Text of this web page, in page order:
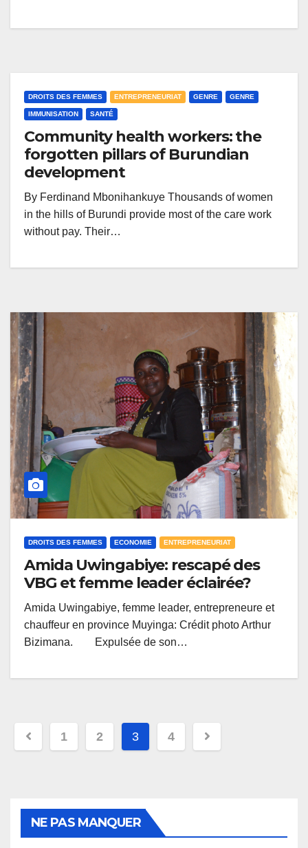
DROITS DES FEMMES ENTREPRENEURIAT GENRE GENRE
IMMUNISATION SANTÉ
Community health workers: the
forgotten pillars of Burundian
development
By Ferdinand Mbonihankuye Thousands of women
in the hills of Burundi provide most of the care work
without pay. Their…
DROITS DES FEMMES ECONOMIE ENTREPRENEURIAT
Amida Uwingabiye: rescapé des
VBG et femme leader éclairée?
Amida Uwingabiye, femme leader, entrepreneure et
chauffeur en province Muyinga: Crédit photo Arthur
Bizimana. Expulsée de son…
Pagination
1 2 3 4
NE PAS MANQUER